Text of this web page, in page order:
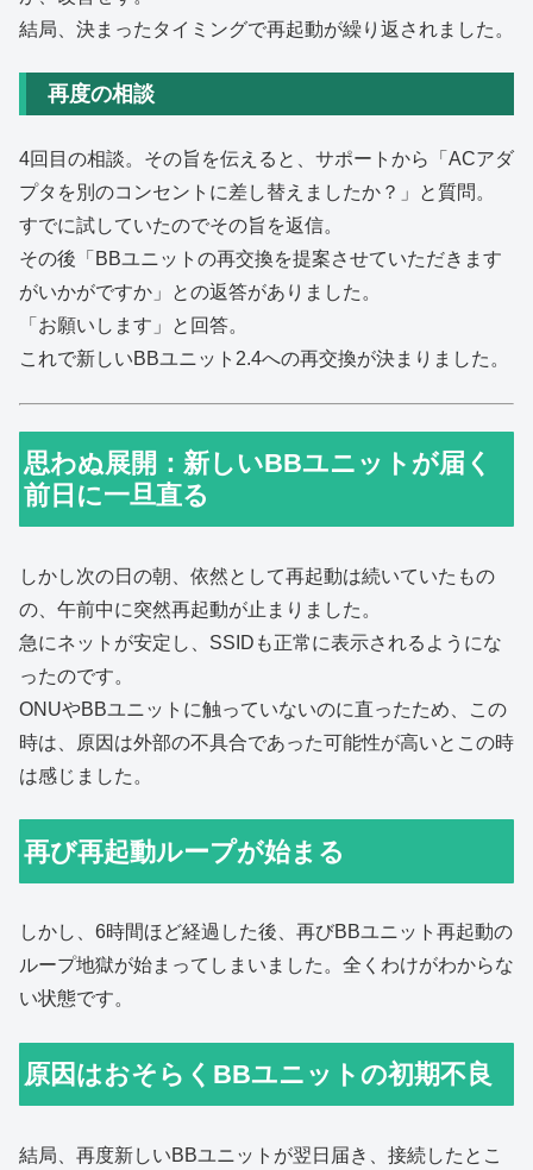
結局、決まったタイミングで再起動が繰り返されました。
再度の相談
4回目の相談。その旨を伝えると、サポートから「ACアダ
プタを別のコンセントに差し替えましたか？」と質問。
すでに試していたのでその旨を返信。
その後「BBユニットの再交換を提案させていただきます
がいかがですか」との返答がありました。
「お願いします」と回答。
これで新しいBBユニット2.4への再交換が決まりました。
思わぬ展開：新しいBBユニットが届く
前日に一旦直る
しかし次の日の朝、依然として再起動は続いていたもの
の、午前中に突然再起動が止まりました。
急にネットが安定し、SSIDも正常に表示されるようにな
ったのです。
ONUやBBユニットに触っていないのに直ったため、この
時は、原因は外部の不具合であった可能性が高いとこの時
は感じました。
再び再起動ループが始まる
しかし、6時間ほど経過した後、再びBBユニット再起動の
ループ地獄が始まってしまいました。全くわけがわからな
い状態です。
原因はおそらくBBユニットの初期不良
結局、再度新しいBBユニットが翌日届き、接続したとこ